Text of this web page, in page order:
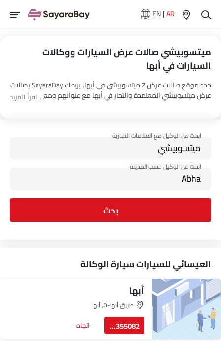
EN|AR
ميتسوبيشي صالات عرض السيارات ووكالات
السيارات في أبها
حدد موقع صالات عرض 2 ميتسوبيشي في أبها. يربطك SayaraBay بصالات
عرض ميتسوبيشي المعتمدة والتجار في أبها مع عنوانهم ومعلومات
الاتصال الكاملة. لمزيد من المعلومات حول أسعار السيارات ميتسوبيشي
اقرأ المزيد
بحث
العيسائي للسيارات سيارة الوكالة
أبها
طريق أبها-٥, أبها
72355082 اتجاه